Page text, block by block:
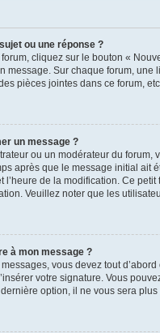
ou une réponse ?
cliquez sur le bouton «
message. Sur chaque forum,
pièces jointes dans ce forum, etc.
un message ?
ou un modérateur du
après que le message initial ait
l’heure de la modification. Ce
Veuillez noter que les
à mon message ?
vous devez tout
votre signature. Vous
option, il ne vous sera